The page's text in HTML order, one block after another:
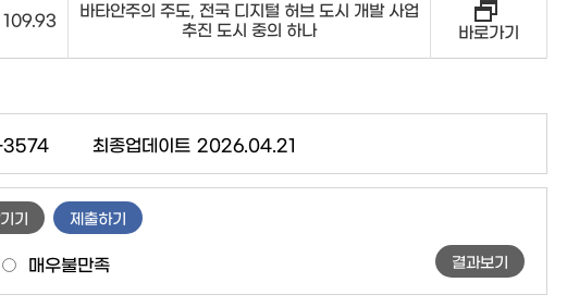
109.93
바타안주의 주도, 전국 디지털 허브 도시 개발 사업
추진 도시 중의 하나
바로가기
3574 최종업데이트 2026.04.21
매우불만족
기 제출하기
결과보기